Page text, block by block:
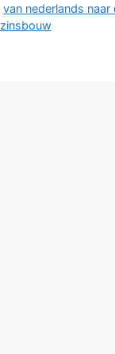
van nederlands naar
zinsbouw